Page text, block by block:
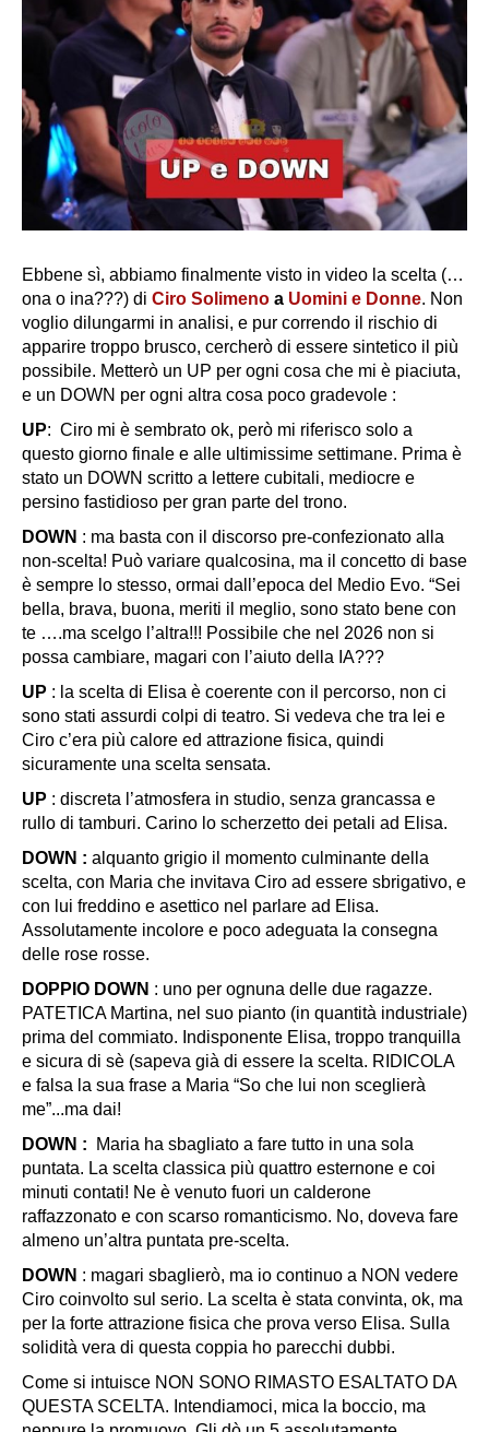
Ebbene sì, abbiamo finalmente visto in video la scelta (…
ona o ina???) di Ciro Solimeno a Uomini e Donne. Non
voglio dilungarmi in analisi, e pur correndo il rischio di
apparire troppo brusco, cercherò di essere sintetico il più
possibile. Metterò un UP per ogni cosa che mi è piaciuta,
e un DOWN per ogni altra cosa poco gradevole :
UP: Ciro mi è sembrato ok, però mi riferisco solo a
questo giorno finale e alle ultimissime settimane. Prima è
stato un DOWN scritto a lettere cubitali, mediocre e
persino fastidioso per gran parte del trono.
DOWN : ma basta con il discorso pre-confezionato alla
non-scelta! Può variare qualcosina, ma il concetto di base
è sempre lo stesso, ormai dall’epoca del Medio Evo. “Sei
bella, brava, buona, meriti il meglio, sono stato bene con
te ….ma scelgo l’altra!!! Possibile che nel 2026 non si
possa cambiare, magari con l’aiuto della IA???
UP : la scelta di Elisa è coerente con il percorso, non ci
sono stati assurdi colpi di teatro. Si vedeva che tra lei e
Ciro c’era più calore ed attrazione fisica, quindi
sicuramente una scelta sensata.
UP : discreta l’atmosfera in studio, senza grancassa e
rullo di tamburi. Carino lo scherzetto dei petali ad Elisa.
DOWN : alquanto grigio il momento culminante della
scelta, con Maria che invitava Ciro ad essere sbrigativo, e
con lui freddino e asettico nel parlare ad Elisa.
Assolutamente incolore e poco adeguata la consegna
delle rose rosse.
DOPPIO DOWN : uno per ognuna delle due ragazze.
PATETICA Martina, nel suo pianto (in quantità industriale)
prima del commiato. Indisponente Elisa, troppo tranquilla
e sicura di sè (sapeva già di essere la scelta. RIDICOLA
e falsa la sua frase a Maria “So che lui non sceglierà
me”...ma dai!
DOWN : Maria ha sbagliato a fare tutto in una sola
puntata. La scelta classica più quattro esternone e coi
minuti contati! Ne è venuto fuori un calderone
raffazzonato e con scarso romanticismo. No, doveva fare
almeno un’altra puntata pre-scelta.
DOWN : magari sbaglierò, ma io continuo a NON vedere
Ciro coinvolto sul serio. La scelta è stata convinta, ok, ma
per la forte attrazione fisica che prova verso Elisa. Sulla
solidità vera di questa coppia ho parecchi dubbi.
Come si intuisce NON SONO RIMASTO ESALTATO DA
QUESTA SCELTA. I ntendiamoci, mica la boccio, ma